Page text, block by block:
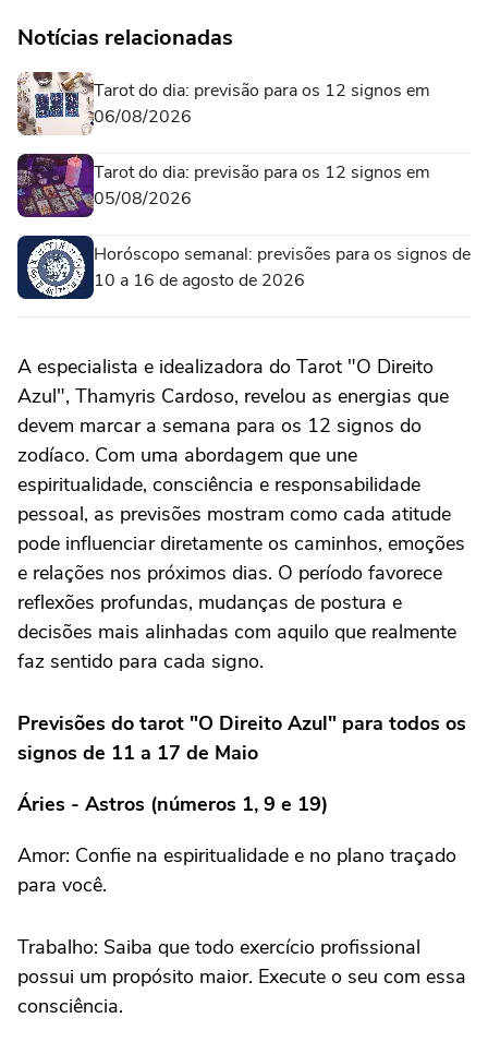
Notícias relacionadas
Tarot do dia: previsão para os 12 signos em
06/08/2026
Tarot do dia: previsão para os 12 signos em
05/08/2026
Horóscopo semanal: previsões para os signos de
10 a 16 de agosto de 2026
A especialista e idealizadora do Tarot "O Direito
Azul", Thamyris Cardoso, revelou as energias que
devem marcar a semana para os 12 signos do
zodíaco. Com uma abordagem que une
espiritualidade, consciência e responsabilidade
pessoal, as previsões mostram como cada atitude
pode influenciar diretamente os caminhos, emoções
e relações nos próximos dias. O período favorece
reflexões profundas, mudanças de postura e
decisões mais alinhadas com aquilo que realmente
faz sentido para cada signo.
Previsões do tarot "O Direito Azul" para todos os
signos de 11 a 17 de Maio
Áries - Astros (números 1, 9 e 19)
Amor: Confie na espiritualidade e no plano traçado
para você.
Trabalho: Saiba que todo exercício profissional
possui um propósito maior. Execute o seu com essa
consciência.